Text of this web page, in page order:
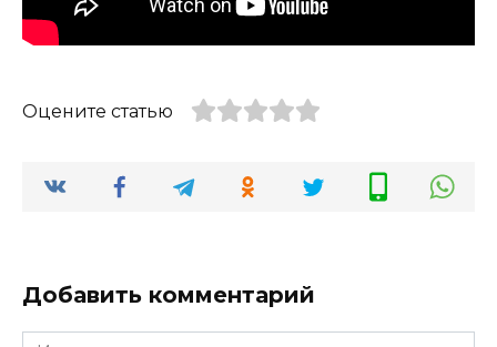
Оцените статью
Добавить комментарий